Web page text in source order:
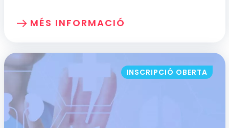
MÉS INFORMACIÓ
SOBRE: PLANS DE CURES
INSCRIPCIÓ OBERTA